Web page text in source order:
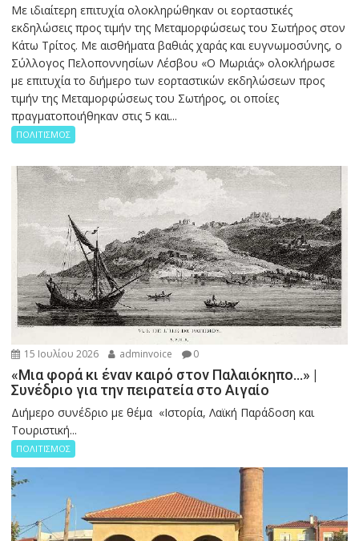
Με ιδιαίτερη επιτυχία ολοκληρώθηκαν οι εορταστικές
εκδηλώσεις προς τιμήν της Μεταμορφώσεως του Σωτήρος στον
Κάτω Τρίτος. Με αισθήματα βαθιάς χαράς και ευγνωμοσύνης, ο
Σύλλογος Πελοποννησίων Λέσβου «Ο Μωριάς» ολοκλήρωσε
με επιτυχία το διήμερο των εορταστικών εκδηλώσεων προς
τιμήν της Μεταμορφώσεως του Σωτήρος, οι οποίες
πραγματοποιήθηκαν στις 5 και...
ΠΟΛΙΤΙΣΜΟΣ
15 Ιουλίου 2026 adminvoice 0
«Μια φορά κι έναν καιρό στον Παλαιόκηπο…» |
Συνέδριο για την πειρατεία στο Αιγαίο
Διήμερο συνέδριο με θέμα «Ιστορία, Λαϊκή Παράδοση και
Τουριστική...
ΠΟΛΙΤΙΣΜΟΣ